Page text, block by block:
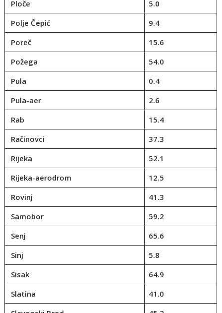
Ploče
5.0
Polje Čepić
9.4
Poreč
15.6
Požega
54.0
Pula
0.4
Pula-aer
2.6
Rab
15.4
Račinovci
37.3
Rijeka
52.1
Rijeka-aerodrom
12.5
Rovinj
41.3
Samobor
59.2
Senj
65.6
Sinj
5.8
Sisak
64.9
Slatina
41.0